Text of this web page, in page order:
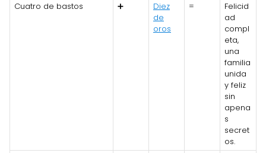
Cuatro de bastos
➕
Diez
de
oros
=
Felicid
ad
compl
eta,
una
familia
unida
y feliz
sin
apena
s
secret
os.